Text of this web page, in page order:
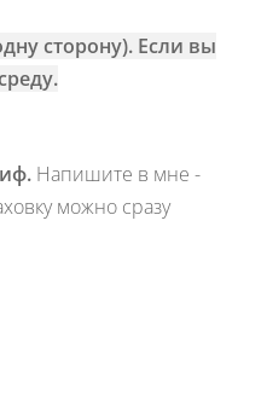
сторону). Если вы
Напишите в мне -
можно сразу